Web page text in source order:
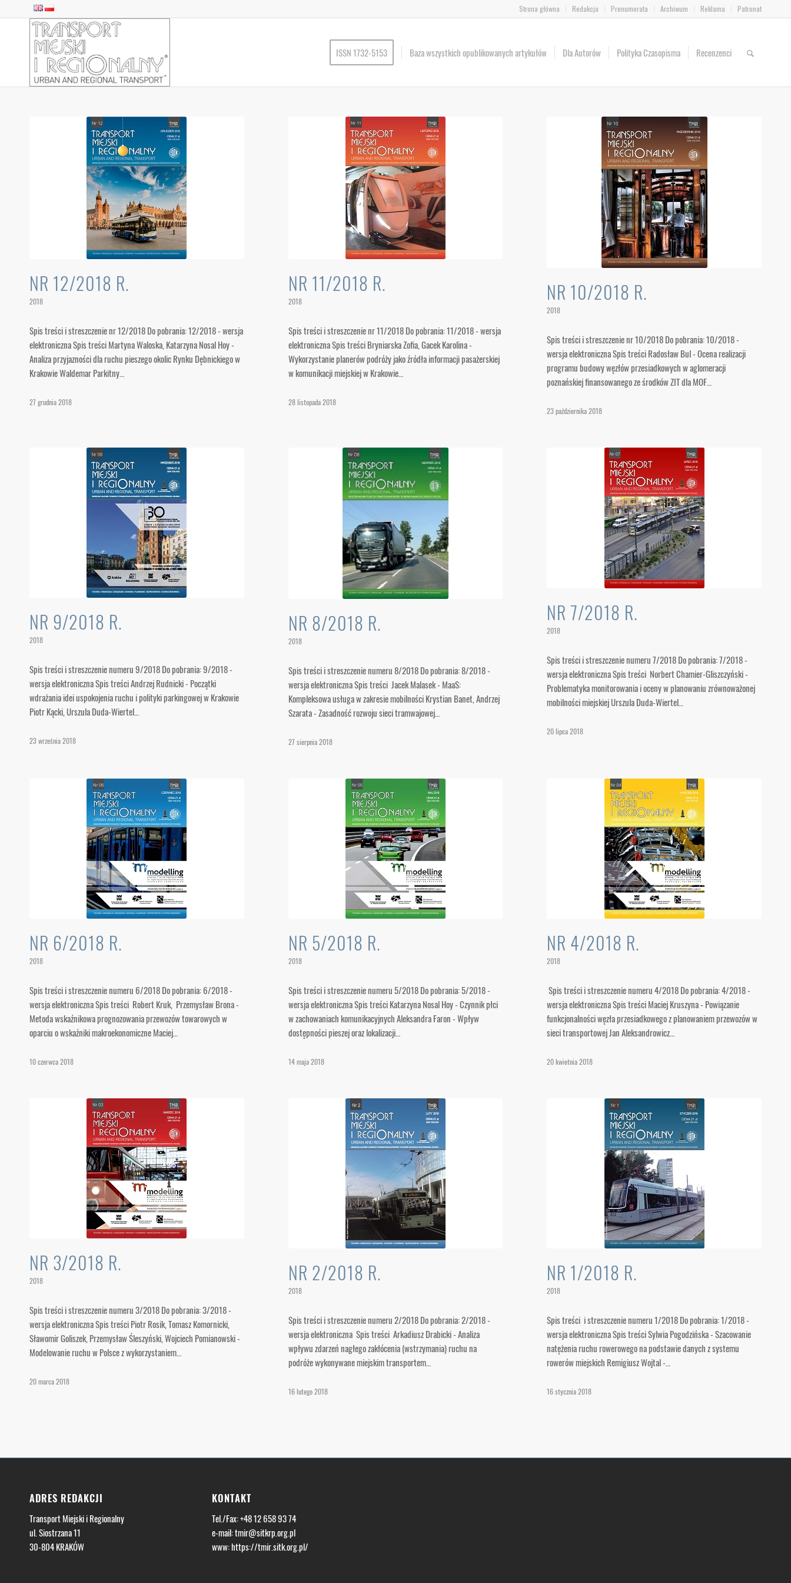
Strona główna Redakcja Prenumerata Archiwum Reklama Patronat
ISSN 1732-5153 Baza wszystkich opublikowanych artykułów Dla Autorów Polityka Czasopisma Recenzenci
NR 12/2018 R.
2018
Spis treści i streszczenie nr 12/2018 Do pobrania: 12/2018 - wersja
elektroniczna Spis treści Martyna Waloska, Katarzyna Nosal Hoy -
Analiza przyjazności dla ruchu pieszego okolic Rynku Dębnickiego w
Krakowie Waldemar Parkitny…
27 grudnia 2018
NR 11/2018 R.
2018
Spis treści i streszczenie nr 11/2018 Do pobrania: 11/2018 - wersja
elektroniczna Spis treści Bryniarska Zofia, Gacek Karolina -
Wykorzystanie planerów podróży jako źródła informacji pasażerskiej
w komunikacji miejskiej w Krakowie…
28 listopada 2018
NR 10/2018 R.
2018
Spis treści i streszczenie nr 10/2018 Do pobrania: 10/2018 -
wersja elektroniczna Spis treści Radosław Bul - Ocena realizacji
programu budowy węzłów przesiadkowych w aglomeracji
poznańskiej finansowanego ze środków ZIT dla MOF…
23 października 2018
NR 9/2018 R.
2018
Spis treści i streszczenie numeru 9/2018 Do pobrania: 9/2018 -
wersja elektroniczna Spis treści Andrzej Rudnicki - Początki
wdrażania idei uspokojenia ruchu i polityki parkingowej w Krakowie
Piotr Kącki, Urszula Duda-Wiertel…
23 września 2018
NR 8/2018 R.
2018
Spis treści i streszczenie numeru 8/2018 Do pobrania: 8/2018 -
wersja elektroniczna Spis treści Jacek Malasek - MaaS:
Kompleksowa usługa w zakresie mobilności Krystian Banet, Andrzej
Szarata - Zasadność rozwoju sieci tramwajowej…
27 sierpnia 2018
NR 7/2018 R.
2018
Spis treści i streszczenie numeru 7/2018 Do pobrania: 7/2018 -
wersja elektroniczna Spis treści Norbert Chamier-Gliszczyński -
Problematyka monitorowania i oceny w planowaniu zrównoważonej
mobilności miejskiej Urszula Duda-Wiertel…
20 lipca 2018
NR 6/2018 R.
2018
Spis treści i streszczenie numeru 6/2018 Do pobrania: 6/2018 -
wersja elektroniczna Spis treści Robert Kruk, Przemysław Brona -
Metoda wskaźnikowa prognozowania przewozów towarowych w
oparciu o wskaźniki makroekonomiczne Maciej…
10 czerwca 2018
NR 5/2018 R.
2018
Spis treści i streszczenie numeru 5/2018 Do pobrania: 5/2018 -
wersja elektroniczna Spis treści Katarzyna Nosal Hoy - Czynnik płci
w zachowaniach komunikacyjnych Aleksandra Faron - Wpływ
dostępności pieszej oraz lokalizacji…
14 maja 2018
NR 4/2018 R.
2018
Spis treści i streszczenie numeru 4/2018 Do pobrania: 4/2018 -
wersja elektroniczna Spis treści Maciej Kruszyna - Powiązanie
funkcjonalności węzła przesiadkowego z planowaniem przewozów w
sieci transportowej Jan Aleksandrowicz…
20 kwietnia 2018
NR 3/2018 R.
2018
Spis treści i streszczenie numeru 3/2018 Do pobrania: 3/2018 -
wersja elektroniczna Spis treści Piotr Rosik, Tomasz Komornicki,
Sławomir Goliszek, Przemysław Śleszyński, Wojciech Pomianowski -
Modelowanie ruchu w Polsce z wykorzystaniem…
20 marca 2018
NR 2/2018 R.
2018
Spis treści i streszczenie numeru 2/2018 Do pobrania: 2/2018 -
wersja elektroniczna Spis treści Arkadiusz Drabicki - Analiza
wpływu zdarzeń nagłego zakłócenia (wstrzymania) ruchu na
podróże wykonywane miejskim transportem…
16 lutego 2018
NR 1/2018 R.
2018
Spis treści i streszczenie numeru 1/2018 Do pobrania: 1/2018 -
wersja elektroniczna Spis treści Sylwia Pogodzińska - Szacowanie
natężenia ruchu rowerowego na podstawie danych z systemu
rowerów miejskich Remigiusz Wojtal -…
16 stycznia 2018
ADRES REDAKCJI
Transport Miejski i Regionalny
ul. Siostrzana 11
30-804 KRAKÓW
KONTAKT
Tel./Fax: +48 12 658 93 74
e-mail:tmir@sitkrp.org.pl
www:https://tmir.sitk.org.pl/